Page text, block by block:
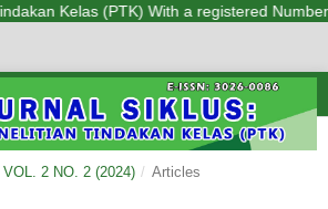
Kelas (PTK) With a registered Number
VOL. 2 NO. 2 (2024) / Articles